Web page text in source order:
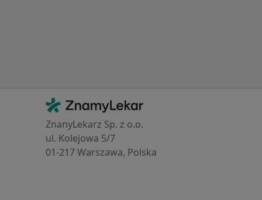
Kontakt
ZnamyLekar - Hlavní stránka
ZnanyLekarz Sp. z o.o.
ul. Kolejowa 5/7
01-217 Warszawa, Polska